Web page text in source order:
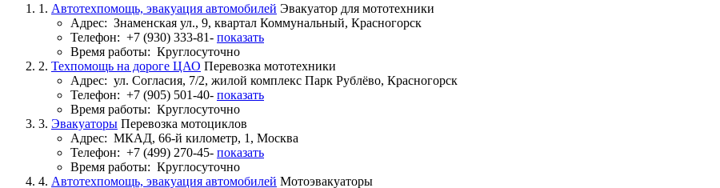
1. Автотехпомощь, эвакуация автомобилей Эвакуатор для мототехники
Адрес: Знаменская ул., 9, квартал Коммунальный, Красногорск
Телефон: +7 (930) 333-81- показать
Время работы: Круглосуточно
2. Техпомощь на дороге ЦАО Перевозка мототехники
Адрес: ул. Согласия, 7/2, жилой комплекс Парк Рублёво, Красногорск
Телефон: +7 (905) 501-40- показать
Время работы: Круглосуточно
3. Эвакуаторы Перевозка мотоциклов
Адрес: МКАД, 66-й километр, 1, Москва
Телефон: +7 (499) 270-45- показать
Время работы: Круглосуточно
4. Автотехпомощь, эвакуация автомобилей Мотоэвакуаторы